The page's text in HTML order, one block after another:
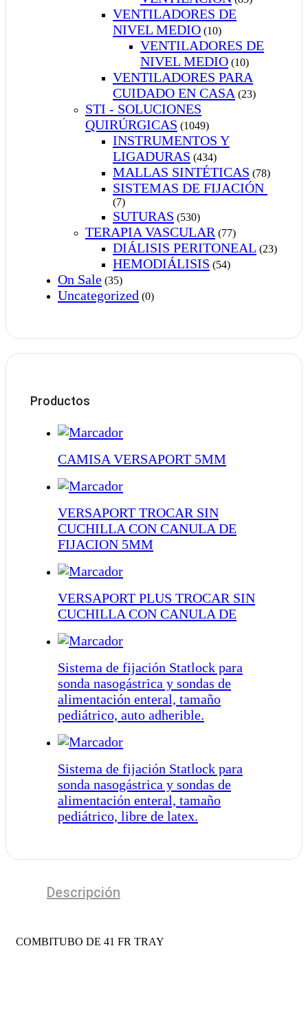
VENTILADORES DE
NIVEL MEDIO (10)
VENTILADORES DE
NIVEL MEDIO (10)
VENTILADORES PARA
CUIDADO EN CASA (23)
STI - SOLUCIONES
QUIRÚRGICAS (1049)
INSTRUMENTOS Y
LIGADURAS (434)
MALLAS SINTÉTICAS (78)
SISTEMAS DE FIJACIÓN
(7)
SUTURAS (530)
TERAPIA VASCULAR (77)
DIÁLISIS PERITONEAL (23)
HEMODIÁLISIS (54)
On Sale (35)
Uncategorized (0)
Productos
CAMISA VERSAPORT 5MM
VERSAPORT TROCAR SIN
CUCHILLA CON CANULA DE
FIJACION 5MM
VERSAPORT PLUS TROCAR SIN
CUCHILLA CON CANULA DE
Sistema de fijación Statlock para
sonda nasogástrica y sondas de
alimentación enteral, tamaño
pediátrico, auto adherible.
Sistema de fijación Statlock para
sonda nasogástrica y sondas de
alimentación enteral, tamaño
pediátrico, libre de latex.
Descripción
COMBITUBO DE 41 FR TRAY